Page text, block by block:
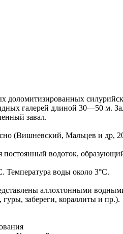
доломитизированных
галерей длиной 30—50 м.
завал.
(Вишневский, Мальцев и др,
постоянный водоток,
Температура воды около 3°С.
аллохтонными
забереги, кораллиты и пр.).